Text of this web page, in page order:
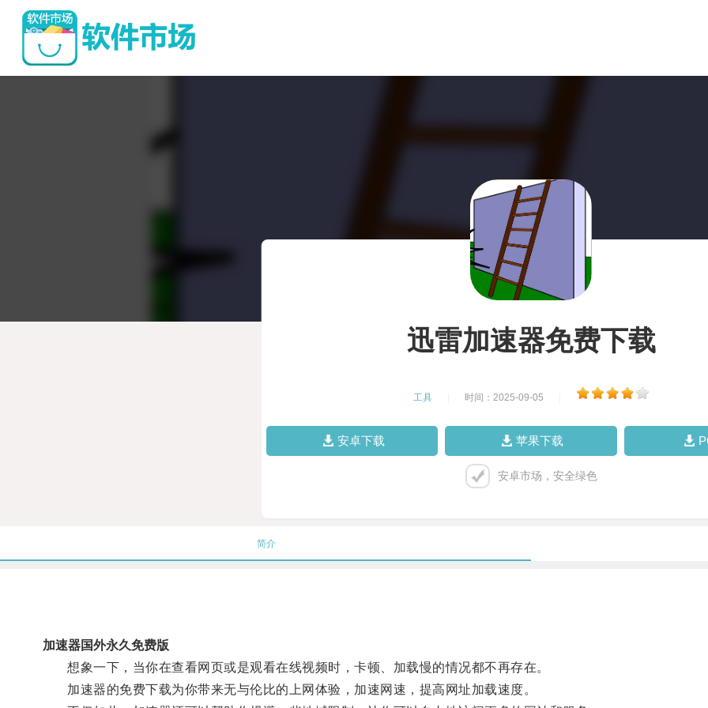
迅雷加速器免费下载
工具 时间：2025-09-05
安卓下载 苹果下载
安卓市场，安全绿色
简介
加速器国外永久免费版
想象一下，当你在查看网页或是观看在线视频时，卡顿、加载慢的情况都不再存在。
加速器的免费下载为你带来无与伦比的上网体验，加速网速，提高网址加载速度。